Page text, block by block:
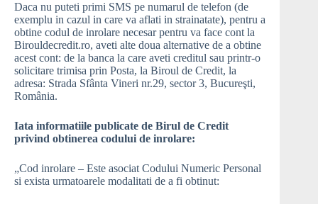
Daca nu puteti primi SMS pe numarul de telefon (de
exemplu in cazul in care va aflati in strainatate), pentru a
obtine codul de inrolare necesar pentru va face cont la
Birouldecredit.ro, aveti alte doua alternative de a obtine
acest cont: de la banca la care aveti creditul sau printr-o
solicitare trimisa prin Posta, la Biroul de Credit, la
adresa: Strada Sfânta Vineri nr.29, sector 3, Bucureşti,
România.
Iata informatiile publicate de Birul de Credit
privind obtinerea codului de inrolare:
„Cod inrolare – Este asociat Codului Numeric Personal
si exista urmatoarele modalitati de a fi obtinut: